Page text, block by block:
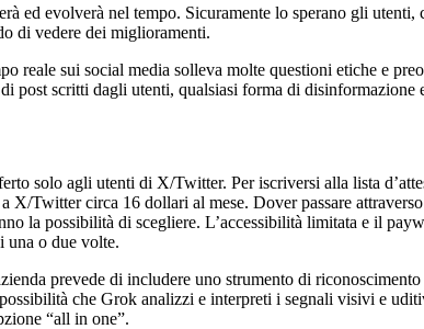
ed evolverà nel tempo. Sicuramente lo sperano gli
di vedere dei miglioramenti.
reale sui social media solleva molte questioni etiche e
scritti dagli utenti, qualsiasi forma di disinformazione
solo agli utenti di X/Twitter. Per iscriversi alla lista
Twitter circa 16 dollari al mese. Dover passare
la possibilità di scegliere. L’accessibilità limitata e il
una o due volte.
prevede di includere uno strumento di
che Grok analizzi e interpreti i segnali visivi e
“all in one”.